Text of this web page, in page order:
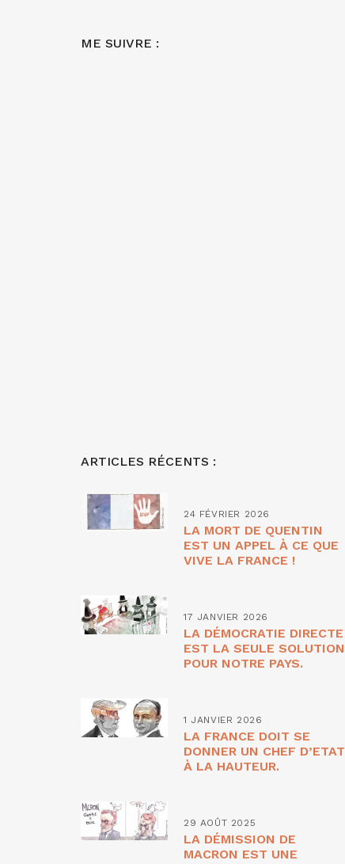
ME SUIVRE :
ARTICLES RÉCENTS :
24 FÉVRIER 2026
LA MORT DE QUENTIN
EST UN APPEL À CE QUE
VIVE LA FRANCE !
17 JANVIER 2026
LA DÉMOCRATIE DIRECTE
EST LA SEULE SOLUTION
POUR NOTRE PAYS.
1 JANVIER 2026
LA FRANCE DOIT SE
DONNER UN CHEF D’ETAT
À LA HAUTEUR.
29 AOÛT 2025
LA DÉMISSION DE
MACRON EST UNE